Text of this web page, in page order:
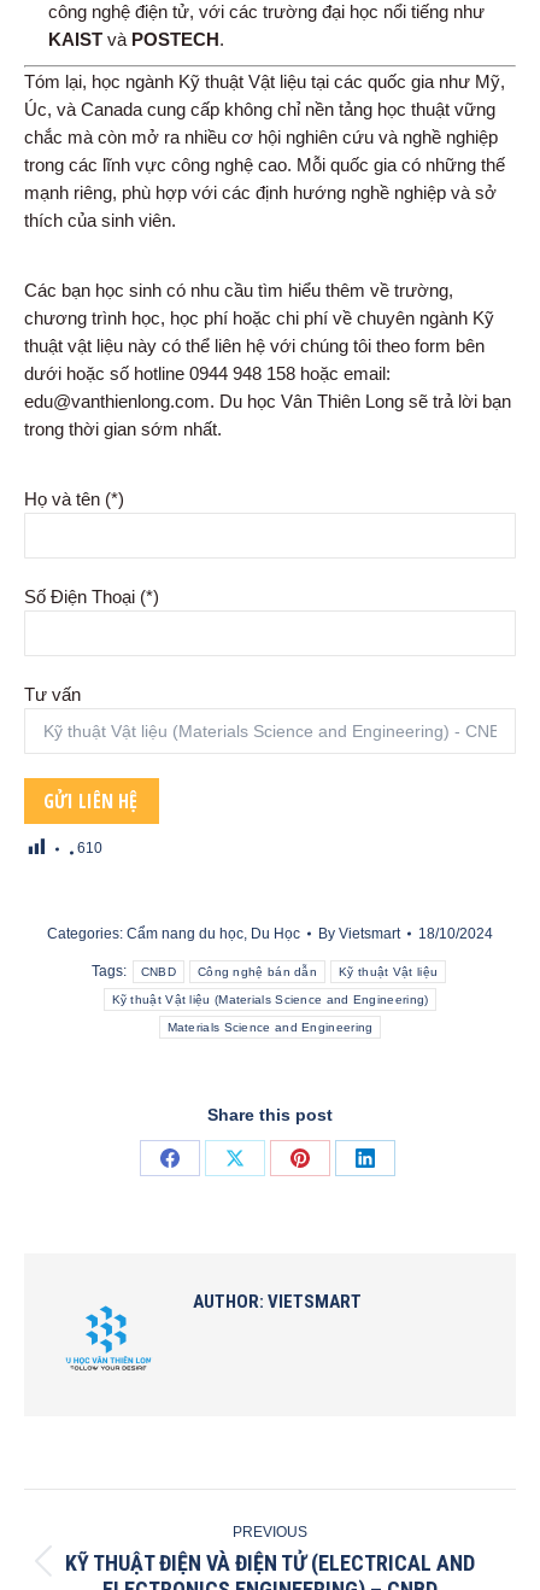
công nghệ điện tử, với các trường đại học nổi tiếng như
KAIST và POSTECH.
Tóm lại, học ngành Kỹ thuật Vật liệu tại các quốc gia như Mỹ,
Úc, và Canada cung cấp không chỉ nền tảng học thuật vững
chắc mà còn mở ra nhiều cơ hội nghiên cứu và nghề nghiệp
trong các lĩnh vực công nghệ cao. Mỗi quốc gia có những thế
mạnh riêng, phù hợp với các định hướng nghề nghiệp và sở
thích của sinh viên.
Các bạn học sinh có nhu cầu tìm hiểu thêm về trường,
chương trình học, học phí hoặc chi phí về chuyên ngành Kỹ
thuật vật liệu này có thể liên hệ với chúng tôi theo form bên
dưới hoặc số hotline 0944 948 158 hoặc email:
edu@vanthienlong.com. Du học Vân Thiên Long sẽ trả lời bạn
trong thời gian sớm nhất.
Họ và tên (*)
Số Điện Thoại (*)
Tư vấn
610
Categories: Cẩm nang du học, Du Học By Vietsmart 18/10/2024
Tags: CNBD Công nghệ bán dẫn Kỹ thuật Vật liệu
Kỹ thuật Vật liệu (Materials Science and Engineering)
Materials Science and Engineering
Share this post
Share
Share
Share
Share
AUTHOR: VIETSMART
NAVIGATION
PREVIOUS
Previous
KỸ THUẬT ĐIỆN VÀ ĐIỆN TỬ (ELECTRICAL AND